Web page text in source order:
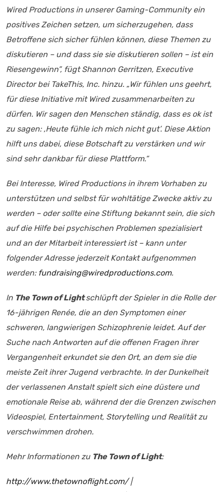
Wired Productions in unserer Gaming-Community ein
positives Zeichen setzen, um sicherzugehen, dass
Betroffene sich sicher fühlen können, diese Themen zu
diskutieren – und dass sie sie diskutieren sollen – ist ein
Riesengewinn”, fügt Shannon Gerritzen, Executive
Director bei TakeThis, Inc. hinzu. „Wir fühlen uns geehrt,
für diese Initiative mit Wired zusammenarbeiten zu
dürfen. Wir sagen den Menschen ständig, dass es ok ist
zu sagen: ‚Heute fühle ich mich nicht gut’. Diese Aktion
hilft uns dabei, diese Botschaft zu verstärken und wir
sind sehr dankbar für diese Plattform.“
Bei Interesse, Wired Productions in ihrem Vorhaben zu
unterstützen und selbst für wohltätige Zwecke aktiv zu
werden – oder sollte eine Stiftung bekannt sein, die sich
auf die Hilfe bei psychischen Problemen spezialisiert
und an der Mitarbeit interessiert ist – kann unter
folgender Adresse jederzeit Kontakt aufgenommen
werden: fundraising@wiredproductions.com.
In The Town of Lightschlüpft der Spieler in die Rolle der
16-jährigen Renée, die an den Symptomen einer
schweren, langwierigen Schizophrenie leidet. Auf der
Suche nach Antworten auf die offenen Fragen ihrer
Vergangenheit erkundet sie den Ort, an dem sie die
meiste Zeit ihrer Jugend verbrachte. In der Dunkelheit
der verlassenen Anstalt spielt sich eine düstere und
emotionale Reise ab, während der die Grenzen zwischen
Videospiel, Entertainment, Storytelling und Realität zu
verschwimmen drohen.
Mehr Informationen zu The Town of Light:
http://www.thetownoflight.com/|